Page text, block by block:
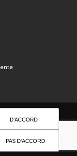
D'ACCORD !
PAS D'ACCORD